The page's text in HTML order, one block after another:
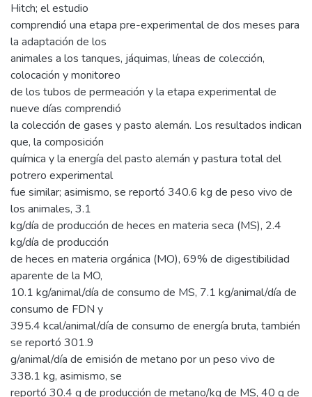
Hitch; el estudio
comprendió una etapa pre-experimental de dos meses para
la adaptación de los
animales a los tanques, jáquimas, líneas de colección,
colocación y monitoreo
de los tubos de permeación y la etapa experimental de
nueve días comprendió
la colección de gases y pasto alemán. Los resultados indican
que, la composición
química y la energía del pasto alemán y pastura total del
potrero experimental
fue similar; asimismo, se reportó 340.6 kg de peso vivo de
los animales, 3.1
kg/día de producción de heces en materia seca (MS), 2.4
kg/día de producción
de heces en materia orgánica (MO), 69% de digestibilidad
aparente de la MO,
10.1 kg/animal/día de consumo de MS, 7.1 kg/animal/día de
consumo de FDN y
395.4 kcal/animal/día de consumo de energía bruta, también
se reportó 301.9
g/animal/día de emisión de metano por un peso vivo de
338.1 kg, asimismo, se
reportó 30.4 g de producción de metano/kg de MS, 40 g de